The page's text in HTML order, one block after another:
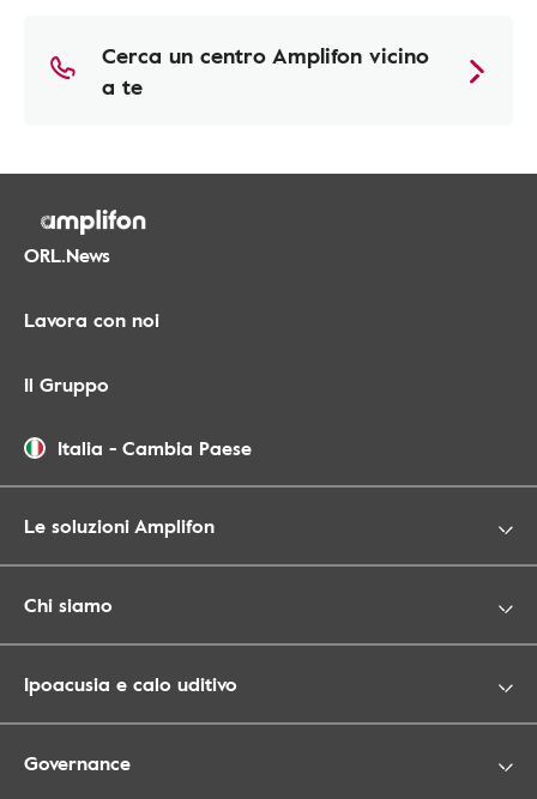
Cerca un centro Amplifon vicino
a te
ORL.News
Lavora con noi
Il Gruppo
Italia - Cambia Paese
Le soluzioni Amplifon
Chi siamo
Ipoacusia e calo uditivo
Governance